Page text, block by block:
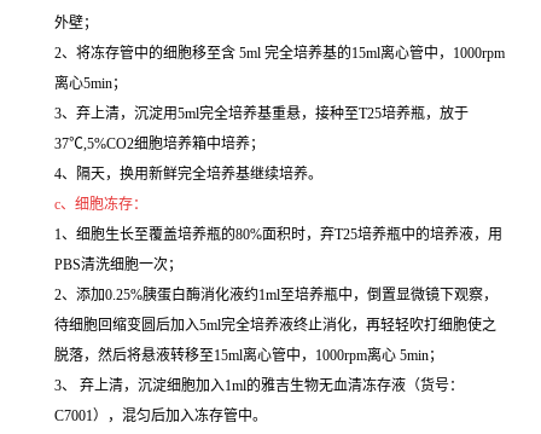
外壁；
2、将冻存管中的细胞移至含 5ml 完全培养基的15ml离心管中，1000rpm
离心5min；
3、弃上清，沉淀用5ml完全培养基重悬，接种至T25培养瓶，放于
37℃,5%CO2细胞培养箱中培养；
4、隔天，换用新鲜完全培养基继续培养。
c、细胞冻存：
1、细胞生长至覆盖培养瓶的80%面积时，弃T25培养瓶中的培养液，用
PBS清洗细胞一次；
2、添加0.25%胰蛋白酶消化液约1ml至培养瓶中，倒置显微镜下观察，
待细胞回缩变圆后加入5ml完全培养液终止消化，再轻轻吹打细胞使之
脱落，然后将悬液转移至15ml离心管中，1000rpm离心 5min；
3、 弃上清，沉淀细胞加入1ml的雅吉生物无血清冻存液（货号：
C7001），混匀后加入冻存管中。